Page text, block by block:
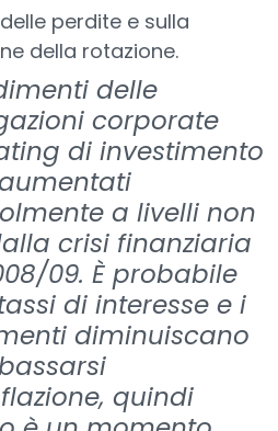
perdite e sulla
della rotazione.
delle
corporate
di investimento
a livelli non
crisi finanziaria
09. È probabile
di interesse e i
diminuiscano
quindi